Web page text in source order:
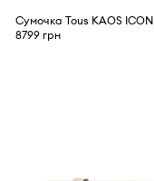
Сумочка Tous KAOS ICON
8799 грн